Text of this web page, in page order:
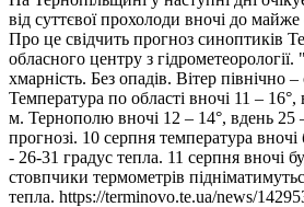
від суттєвої прохолоди вночі до майже
Про це свідчить прогноз синоптиків
обласного центру з
хмарність. Без опадів. Вітер північно
Температура по області вночі 11 –
м. Тернополю вночі 12 – 14°, вдень 25
прогнозі. 10 серпня температура
- 26-31 градус тепла. 11 серпня вночі
стовпчики термометрів
тепла. https://terminovo.te.ua/news/